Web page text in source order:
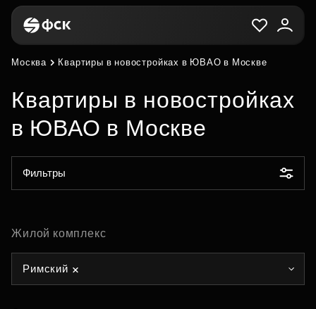
Москва Квартиры в новостройках в ЮВАО в Москве
Квартиры в новостройках
в ЮВАО в Москве
Фильтры
Жилой комплекс
Римский